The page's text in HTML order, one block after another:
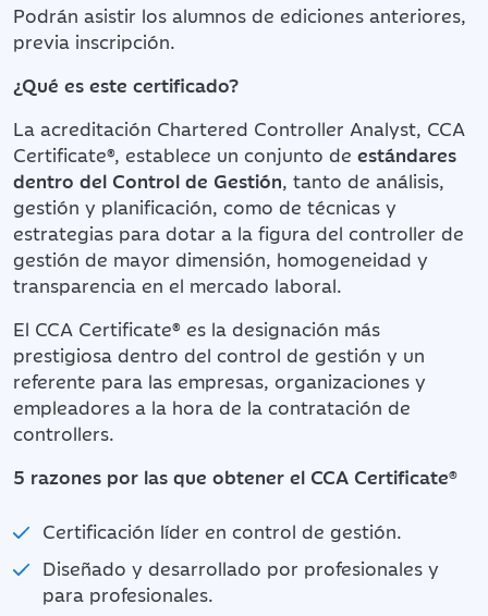
Podrán asistir los alumnos de ediciones anteriores,
previa inscripción.
¿Qué es este certificado?
La acreditación Chartered Controller Analyst, CCA
Certificate®, establece un conjunto de estándares
dentro del Control de Gestión, tanto de análisis,
gestión y planificación, como de técnicas y
estrategias para dotar a la figura del controller de
gestión de mayor dimensión, homogeneidad y
transparencia en el mercado laboral.
El CCA Certificate® es la designación más
prestigiosa dentro del control de gestión y un
referente para las empresas, organizaciones y
empleadores a la hora de la contratación de
controllers.
5 razones por las que obtener el CCA Certificate®
Certificación líder en control de gestión.
Diseñado y desarrollado por profesionales y
para profesionales.